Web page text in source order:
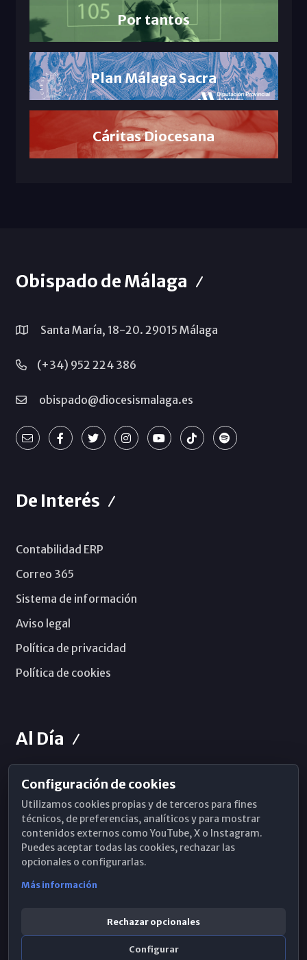
Por tantos
Plan Málaga Sacra
Cáritas Diocesana
Obispado de Málaga
Santa María, 18-20. 29015 Málaga
(+34) 952 224 386
obispado@diocesismalaga.es
De Interés
Contabilidad ERP
Correo 365
Sistema de información
Aviso legal
Política de privacidad
Política de cookies
Al Día
Horarios de Misa
Hemeroteca
WhatsApp
Configuración de cookies
Utilizamos cookies propias y de terceros para fines
técnicos, de preferencias, analíticos y para mostrar
contenidos externos como YouTube, X o Instagram.
Puedes aceptar todas las cookies, rechazar las
opcionales o configurarlas.
Más información
Rechazar opcionales
Configurar